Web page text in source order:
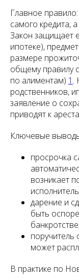
Главное
самого кредита,
Закон защищает
ипотеке),
размере
общему правилу
по алиментам) 1 .
родственников,
заявление о
приводят к
Ключевые
просрочка
возникает
дарение и
быть
банкротстве;
поручитель
может
В практике по